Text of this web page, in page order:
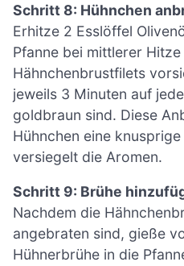
Schritt 8: Hühnchen
Erhitze 2 Esslöffel
Pfanne bei mittlerer
Hähnchenbrustfilets
jeweils 3 Minuten auf
goldbraun sind. Diese
Hühnchen eine
versiegelt die Aromen.
Schritt 9: Brühe
Nachdem die
angebraten sind, gieße
Hühnerbrühe in die